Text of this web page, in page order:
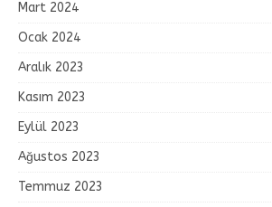
Mart 2024
Ocak 2024
Aralık 2023
Kasım 2023
Eylül 2023
Ağustos 2023
Temmuz 2023